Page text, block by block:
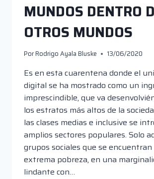
MUNDOS DENTRO
OTROS MUNDOS
PorRodrigo Ayala Bluske 13/06/2020
Es en esta cuarentena donde el
digital se ha mostrado como un
imprescindible, que va
los estratos más altos de la
las clases medias e inclusive se
amplios sectores populares. Solo
grupos sociales que se encuentran
extrema pobreza, en una
lindante con…